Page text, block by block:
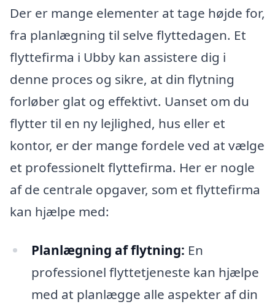
Der er mange elementer at tage højde for,
fra planlægning til selve flyttedagen. Et
flyttefirma i Ubby kan assistere dig i
denne proces og sikre, at din flytning
forløber glat og effektivt. Uanset om du
flytter til en ny lejlighed, hus eller et
kontor, er der mange fordele ved at vælge
et professionelt flyttefirma. Her er nogle
af de centrale opgaver, som et flyttefirma
kan hjælpe med:
Planlægning af flytning: En
professionel flyttetjeneste kan hjælpe
med at planlægge alle aspekter af din